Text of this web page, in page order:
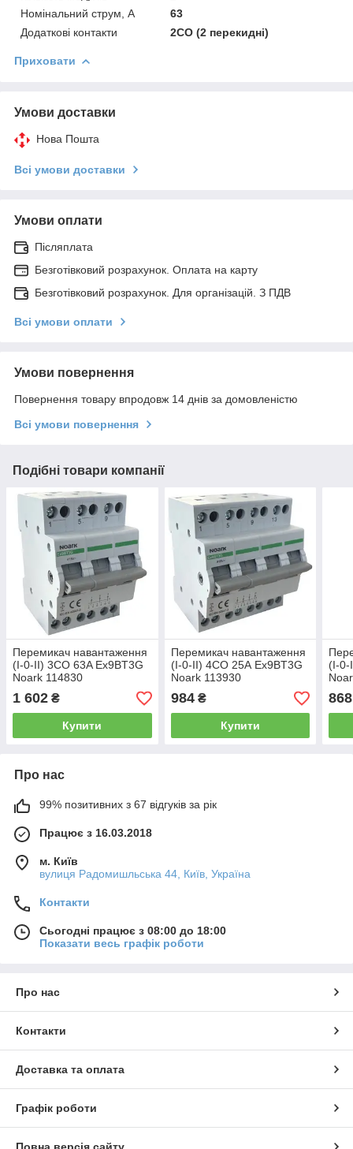
Номінальний струм, А
63
Додаткові контакти
2CO (2 перекидні)
Приховати
Умови доставки
Нова Пошта
Всі умови доставки
Умови оплати
Післяплата
Безготівковий розрахунок. Оплата на карту
Безготівковий розрахунок. Для організацій. З ПДВ
Всі умови оплати
Умови повернення
Повернення товару впродовж 14 днів за домовленістю
Всі умови повернення
Подібні товари компанії
Перемикач навантаження
(I-0-II) 3CO 63A Ex9BT3G
Noark 114830
1 602 ₴
Купити
Перемикач навантаження
(I-0-II) 4CO 25А Ex9BT3G
Noark 113930
984₴
Купити
(I-0-
868
Про нас
99% позитивних з 67 відгуків за рік
Працює з 16.03.2018
м. Київ
вулиця Радомишльська 44, Київ, Україна
Контакти
Сьогодні працює з 08:00 до 18:00
Показати весь графік роботи
Про нас
Контакти
Доставка та оплата
Графік роботи